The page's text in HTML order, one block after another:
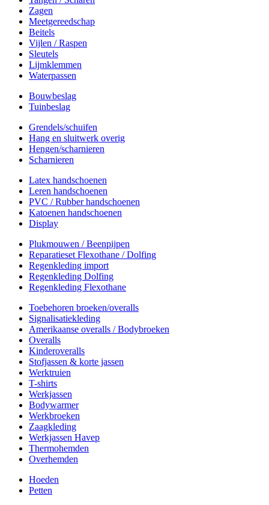
Zagen
Meetgereedschap
Beitels
Vijlen / Raspen
Sleutels
Lijmklemmen
Waterpassen
Bouwbeslag
Tuinbeslag
Grendels/schuifen
Hang en sluitwerk overig
Hengen/scharnieren
Scharnieren
Latex handschoenen
Leren handschoenen
PVC / Rubber handschoenen
Katoenen handschoenen
Display
Plukmouwen / Beenpijpen
Reparatieset Flexothane / Dolfing
Regenkleding import
Regenkleding Dolfing
Regenkleding Flexothane
Toebehoren broeken/overalls
Signalisatiekleding
Amerikaanse overalls / Bodybroeken
Overalls
Kinderoveralls
Stofjassen & korte jassen
Werktruien
T-shirts
Werkjassen
Bodywarmer
Werkbroeken
Zaagkleding
Werkjassen Havep
Thermohemden
Overhemden
Hoeden
Petten